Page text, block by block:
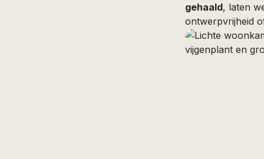
gehaald, laten
ontwerpvrijheid